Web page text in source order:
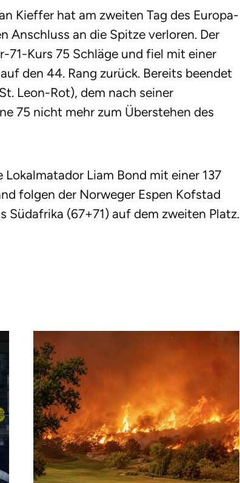
Kieffer hat am zweiten Tag des Europa-
Anschluss an die Spitze verloren. Der
71-Kurs 75 Schläge und fiel mit einer
den 44. Rang zurück. Bereits beendet
Leon-Rot), dem nach seiner
75 nicht mehr zum Überstehen des
Liam Bond mit einer 137
folgen der Norweger Espen Kofstad
Südafrika (67+71) auf dem zweiten Platz.